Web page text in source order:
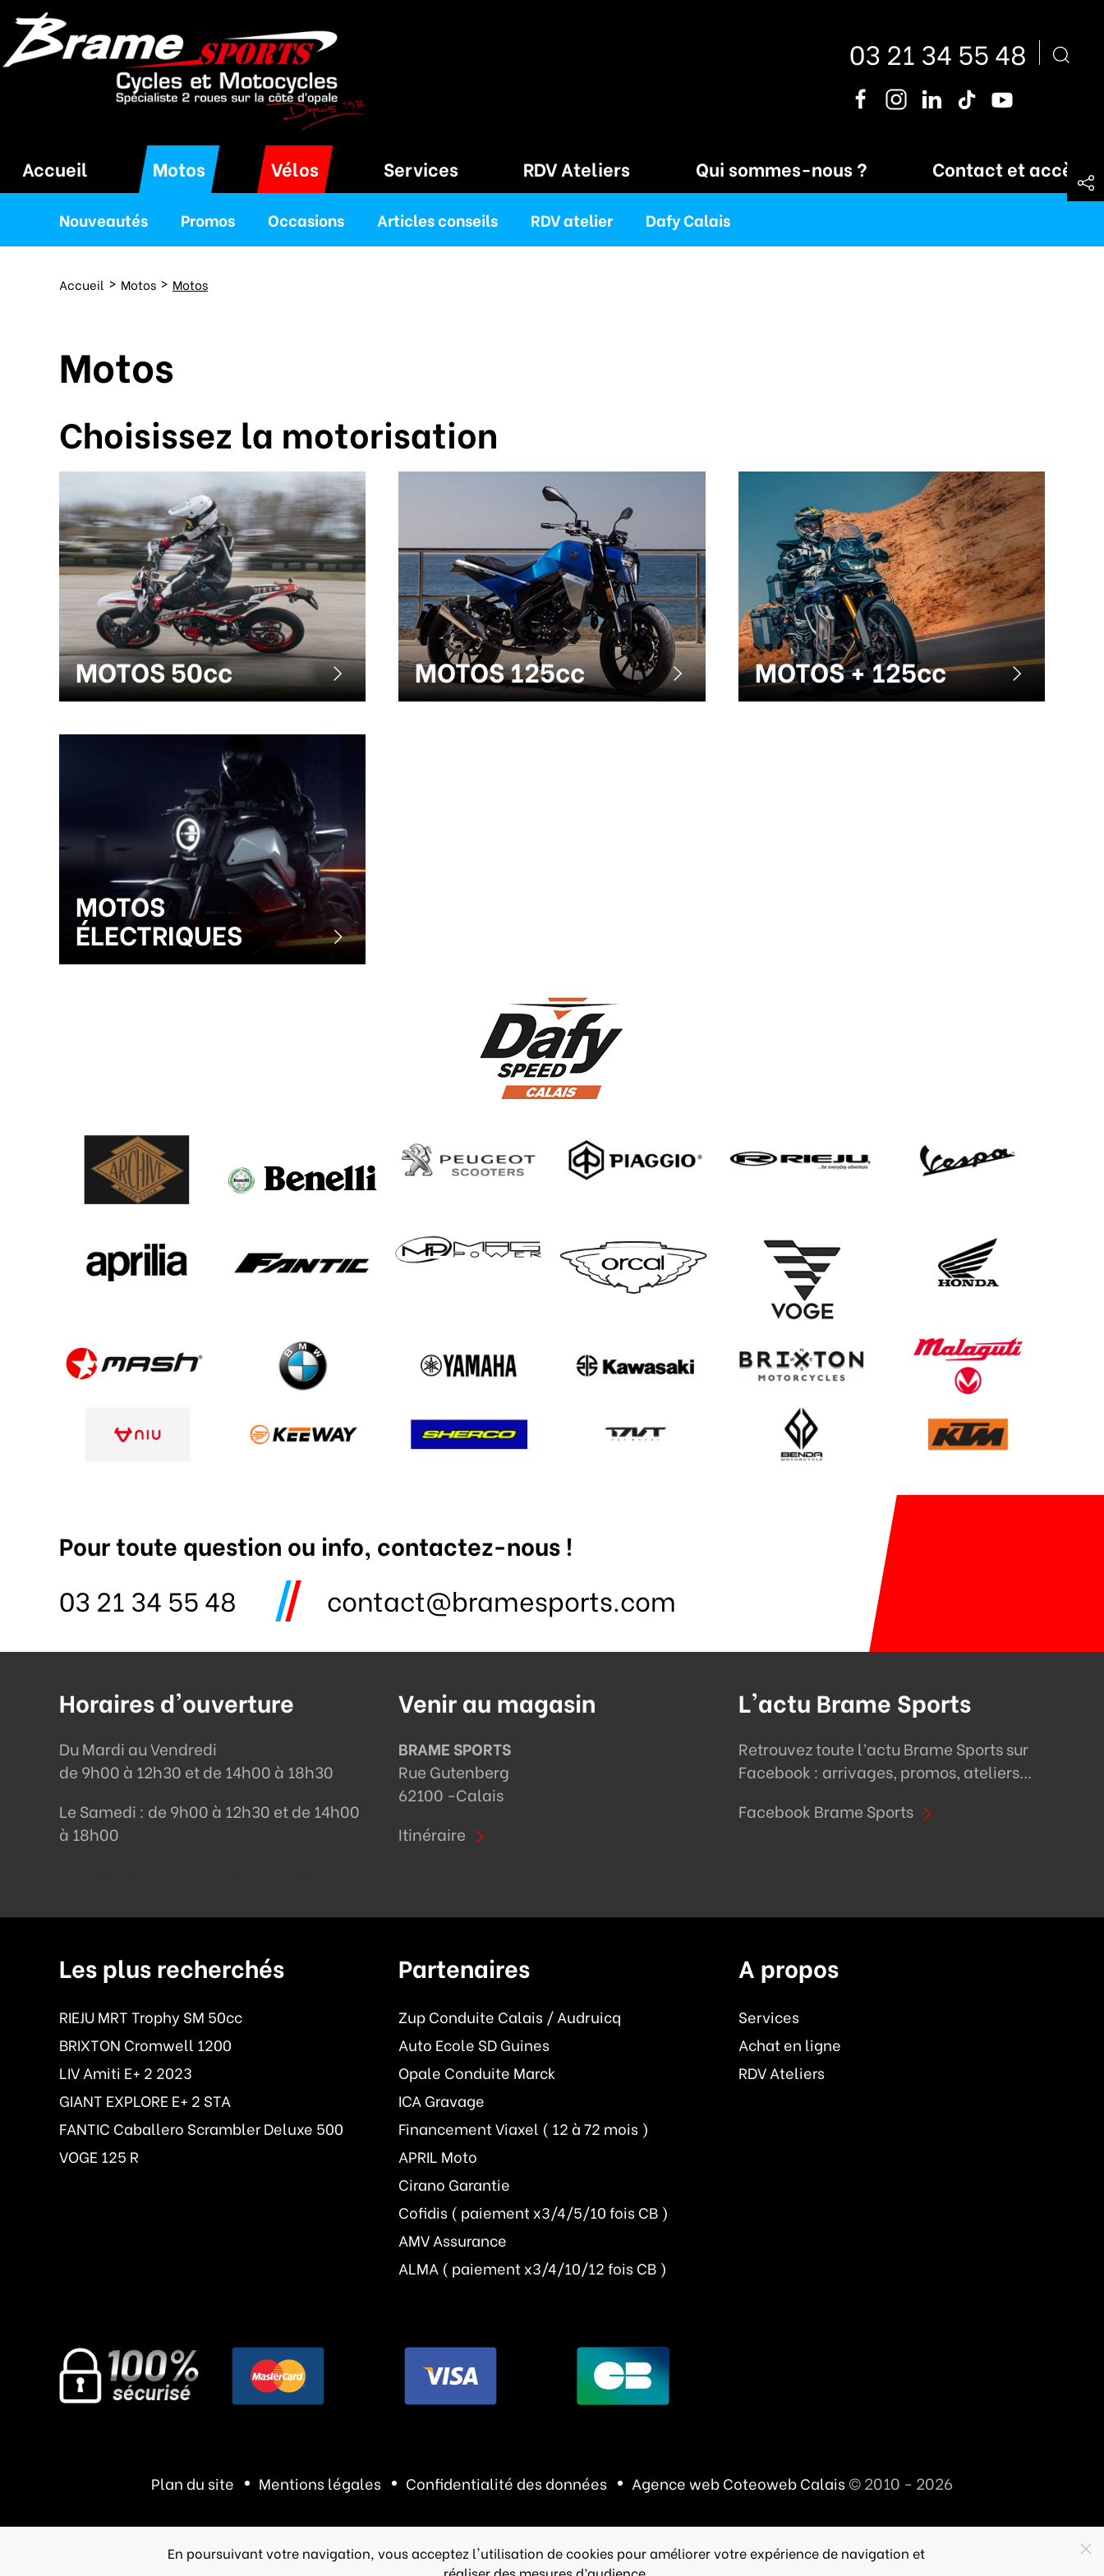
03 21 34 55 48
Accueil Motos Vélos Services RDV Ateliers Qui sommes-nous ? Contact et accès
Nouveautés Promos Occasions Articles conseils RDV atelier Dafy Calais
Accueil Motos Motos
Motos
Choisissez la motorisation
MOTOS 50cc MOTOS 125cc MOTOS + 125cc
MOTOS
ÉLECTRIQUES
Pour toute question ou info, contactez-nous !
03 21 34 55 48 contact@bramesports.com
Horaires d'ouverture
Du Mardi au Vendredi
de 9h00 à 12h30 et de 14h00 à 18h30
Le Samedi : de 9h00 à 12h30 et de 14h00
à 18h00
Venir au magasin
BRAME SPORTS
Rue Gutenberg
62100 -Calais
Itinéraire
L'actu Brame Sports
Retrouvez toute l’actu Brame Sports sur
Facebook : arrivages, promos, ateliers...
Facebook Brame Sports
Les plus recherchés
RIEJU MRT Trophy SM 50cc
BRIXTON Cromwell 1200
LIV Amiti E+ 2 2023
GIANT EXPLORE E+ 2 STA
FANTIC Caballero Scrambler Deluxe 500
VOGE 125 R
Partenaires
Zup Conduite Calais / Audruicq
Auto Ecole SD Guines
Opale Conduite Marck
ICA Gravage
Financement Viaxel ( 12 à 72 mois )
APRIL Moto
Cirano Garantie
Cofidis ( paiement x3/4/5/10 fois CB )
AMV Assurance
ALMA ( paiement x3/4/10/12 fois CB )
A propos
Services
Achat en ligne
RDV Ateliers
Plan du site Mentions légales Confidentialité des données Agence web Coteoweb Calais© 2010 - 2026
En poursuivant votre navigation, vous acceptez l'utilisation de cookies pour améliorer votre expérience de navigation et
réaliser des mesures d’audience.